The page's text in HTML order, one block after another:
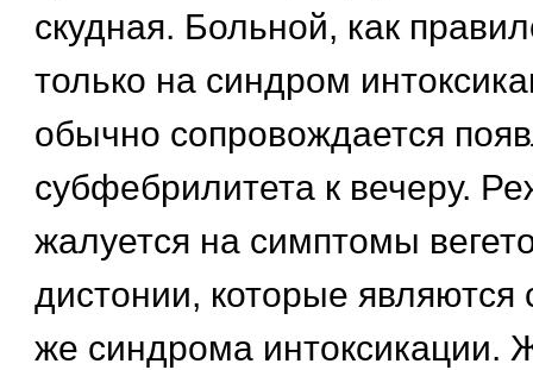
скудная. Больной, как
только на синдром
обычно сопровождается
субфебрилитета к вечеру.
жалуется на симптомы
дистонии, которые являются
же синдрома интоксикации.